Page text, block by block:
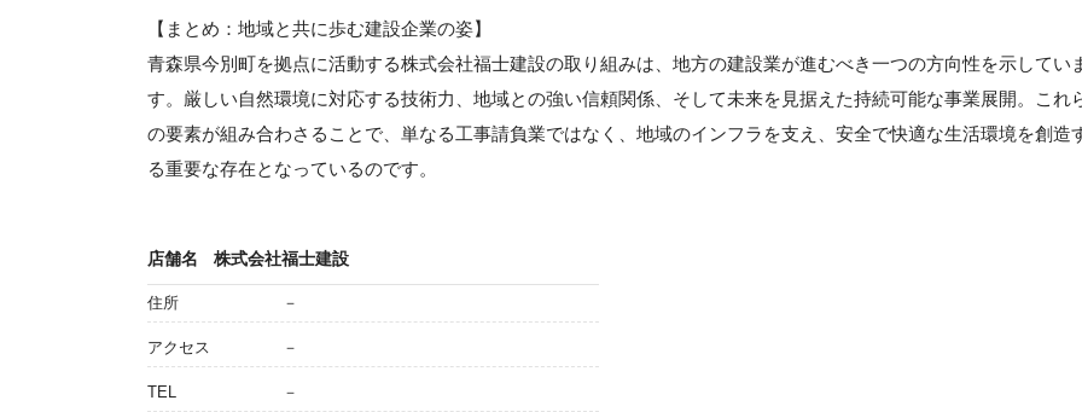
【まとめ：地域と共に歩む建設企業の姿】
青森県今別町を拠点に活動する株式会社福士建設の取り組みは、地方の建設業が進むべき一つの方向性を示してい
す。厳しい自然環境に対応する技術力、地域との強い信頼関係、そして未来を見据えた持続可能な事業展開。これ
の要素が組み合わさることで、単なる工事請負業ではなく、地域のインフラを支え、安全で快適な生活環境を創造
る重要な存在となっているのです。
店舗名 株式会社福士建設
住所 －
アクセス －
TEL －